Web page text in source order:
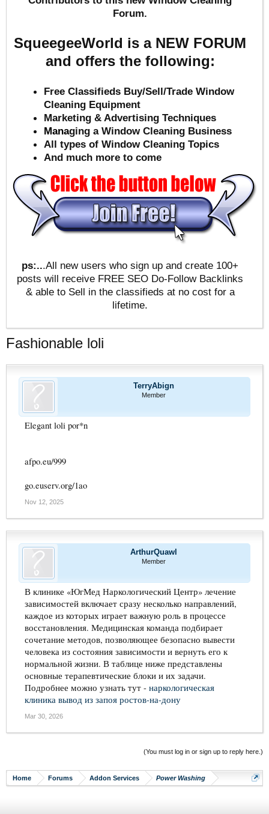
Forum.
SqueegeeWorld is a NEW FORUM
and offers the following:
Free Classifieds Buy/Sell/Trade Window
Cleaning Equipment
Marketing & Advertising Techniques
Managing a Window Cleaning Business
All types of Window Cleaning Topics
And much more to come
ps:...All new users who sign up and create 100+
posts will receive FREE SEO Do-Follow Backlinks
& able to Sell in the classifieds at no cost for a
lifetime.
Fashionable loli
TerryAbign
Member
Elegant loli por*n
afpo.eu/999
go.euserv.org/1ao
Nov 12, 2025
ArthurQuawl
Member
В клинике «ЮгМед Наркологический Центр» лечение
зависимостей включает сразу несколько направлений,
каждое из которых играет важную роль в процессе
восстановления. Медицинская команда подбирает
сочетание методов, позволяющее безопасно вывести
человека из состояния зависимости и вернуть его к
нормальной жизни. В таблице ниже представлены
основные терапевтические блоки и их задачи.
Подробнее можно узнать тут - наркологическая
клиника вывод из запоя ростов-на-дону
Mar 30, 2026
(You must log in or sign up to reply here.)
Home Forums Addon Services Power Washing